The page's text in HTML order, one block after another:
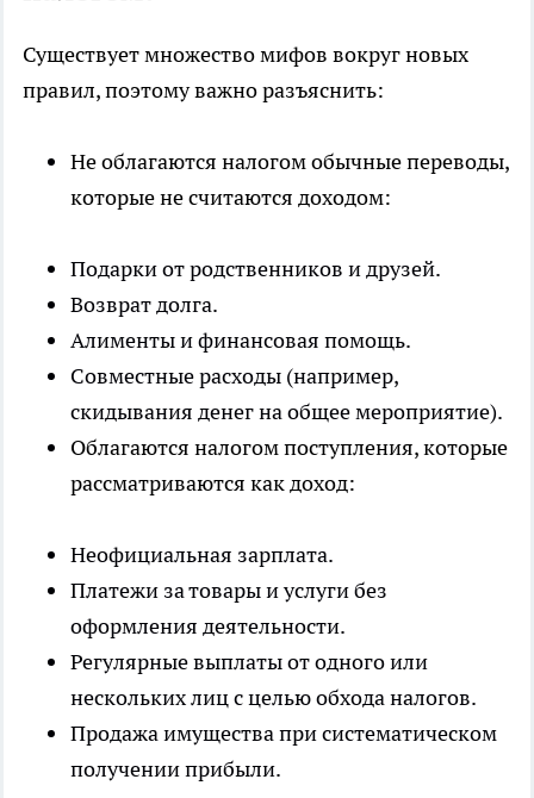
Существует множество мифов вокруг новых
правил, поэтому важно разъяснить:
Не облагаются налогом обычные переводы,
которые не считаются доходом:
Подарки от родственников и друзей.
Возврат долга.
Алименты и финансовая помощь.
Совместные расходы (например,
скидывания денег на общее мероприятие).
Облагаются налогом поступления, которые
рассматриваются как доход:
Неофициальная зарплата.
Платежи за товары и услуги без
оформления деятельности.
Регулярные выплаты от одного или
нескольких лиц с целью обхода налогов.
Продажа имущества при систематическом
получении прибыли.